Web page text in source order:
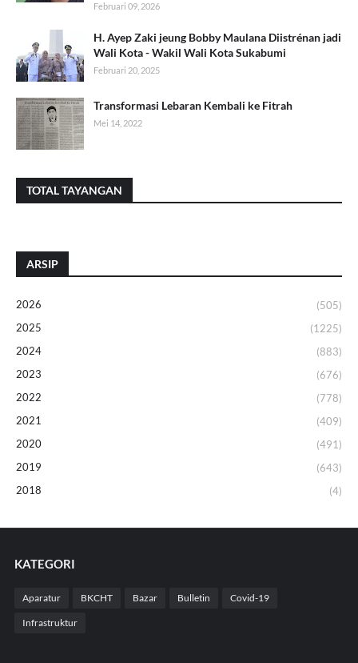
Februari 09, 2026
H. Ayep Zaki jeung Bobby Maulana Diistrénan jadi
Wali Kota - Wakil Wali Kota Sukabumi
Februari 20, 2025
Transformasi Lebaran Kembali ke Fitrah
Mei 14, 2022
TOTAL TAYANGAN
ARSIP
2026
(505)
2025
(1225)
2024
(883)
2023
(676)
2022
(778)
2021
(409)
2020
(491)
2019
(643)
2018
(4)
KATEGORI
Aparatur BKCHT Bazar Bulletin Covid-19
Infrastruktur